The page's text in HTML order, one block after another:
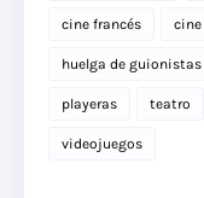
cine francés
huelga de guionistas
playeras teatro
videojuegos